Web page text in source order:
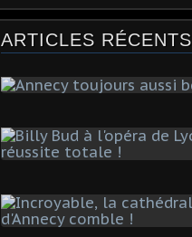
ARTICLES RÉCENTS